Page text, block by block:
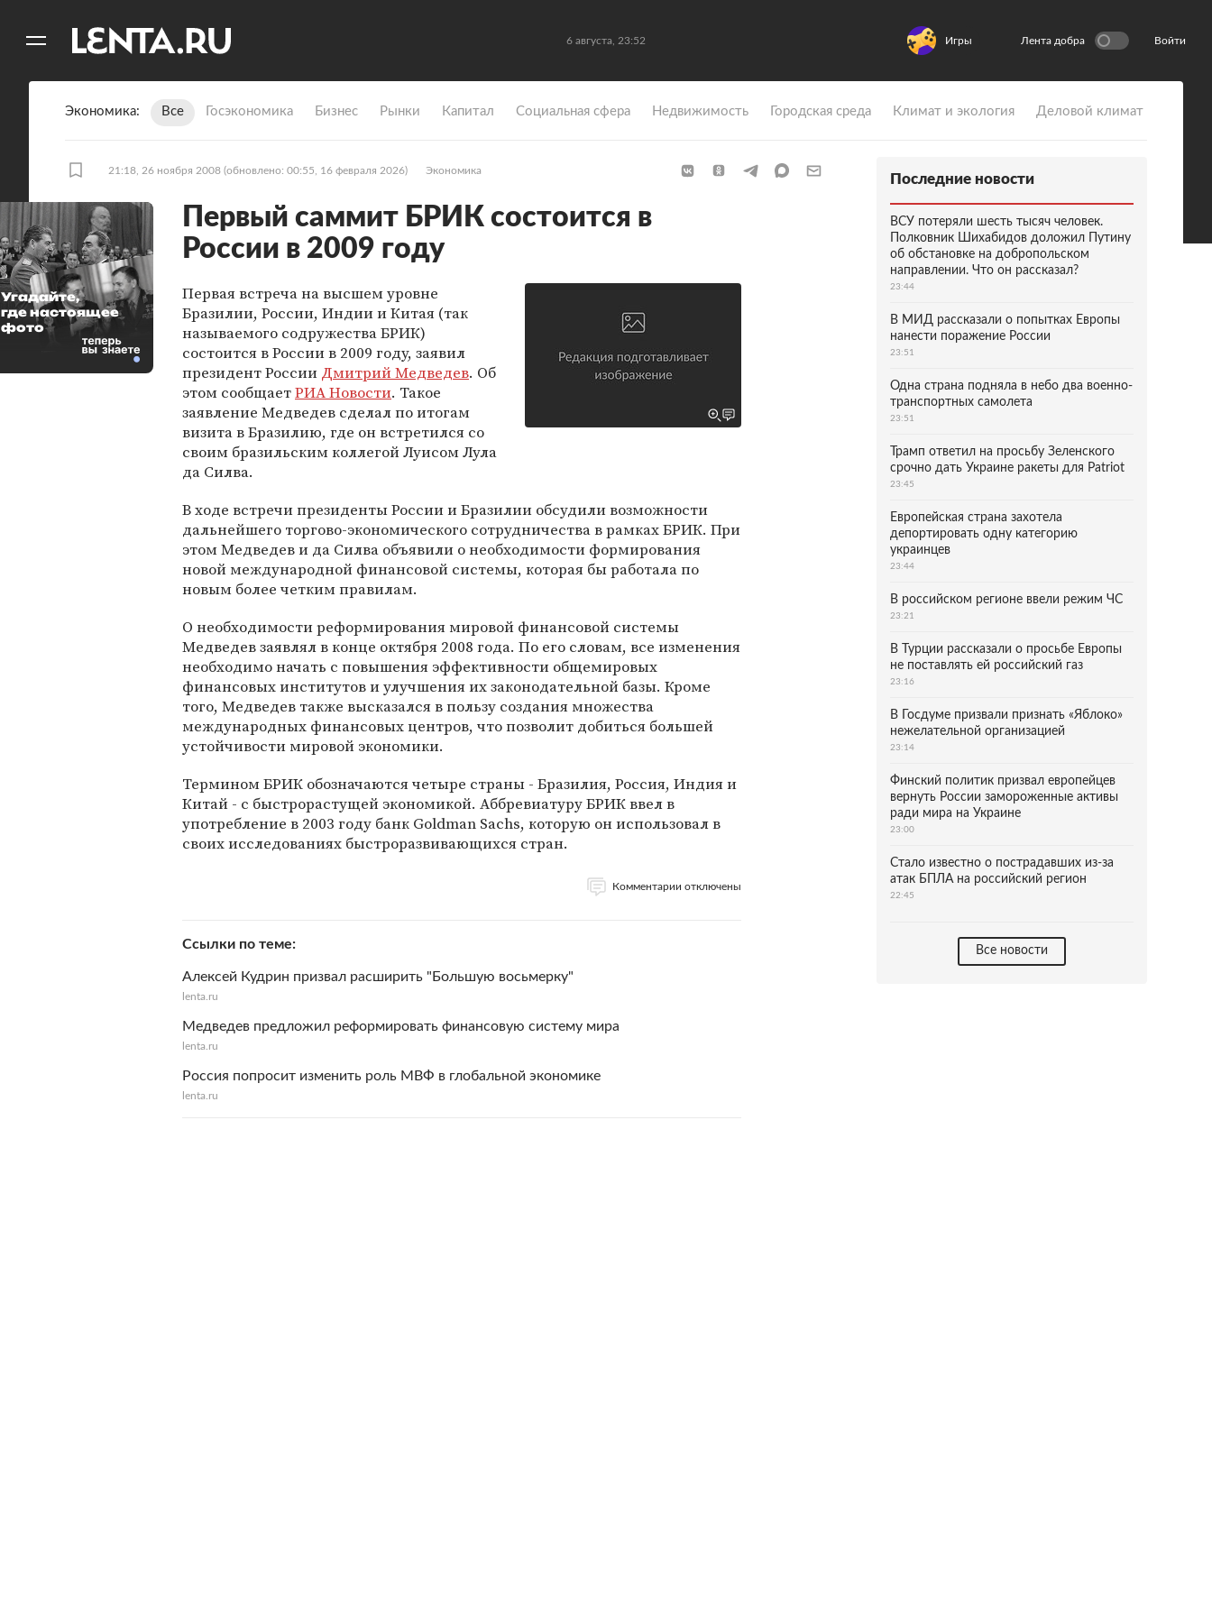
6 августа, 23:52 Игры Лента добра Войти
Экономика Все Госэкономика Бизнес Рынки Капитал Социальная сфера Недвижимость Городская среда Климат и экология Деловой климат
21:18, 26 ноября 2008 (обновлено: 00:55, 16 февраля 2026) Экономика
Первый саммит БРИК состоится в
России в 2009 году
Первая встреча на высшем уровне
Бразилии, России, Индии и Китая (так
называемого содружества БРИК)
состоится в России в 2009 году, заявил
президент России Дмитрий Медведев. Об
этом сообщаетРИА Новости. Такое
заявление Медведев сделал по итогам
визита в Бразилию, где он встретился со
своим бразильским коллегой Луисом Лула
да Силва.
В ходе встречи президенты России и Бразилии обсудили возможности
дальнейшего торгово-экономического сотрудничества в рамках БРИК. При
этом Медведев и да Силва объявили о необходимости формирования
новой международной финансовой системы, которая бы работала по
новым более четким правилам.
О необходимости реформирования мировой финансовой системы
Медведев заявлял в конце октября 2008 года. По его словам, все изменения
необходимо начать с повышения эффективности общемировых
финансовых институтов и улучшения их законодательной базы. Кроме
того, Медведев также высказался в пользу создания множества
международных финансовых центров, что позволит добиться большей
устойчивости мировой экономики.
Термином БРИК обозначаются четыре страны - Бразилия, Россия, Индия и
Китай - с быстрорастущей экономикой. Аббревиатуру БРИК ввел в
употребление в 2003 году банк Goldman Sachs, которую он использовал в
своих исследованиях быстроразвивающихся стран.
Комментарии отключены
Ссылки по теме
Алексей Кудрин призвал расширить "Большую восьмерку"
lenta.ru
Медведев предложил реформировать финансовую систему мира
lenta.ru
Россия попросит изменить роль МВФ в глобальной экономике
lenta.ru
Угадайте,
где настоящее
фото
Последние новости
ВСУ потеряли шесть тысяч человек.
Полковник Шихабидов доложил Путину
об обстановке на добропольском
направлении. Что он рассказал?
23:44
В МИД рассказали о попытках Европы
нанести поражение России
23:51
Одна страна подняла в небо два военно-
транспортных самолета
23:51
Трамп ответил на просьбу Зеленского
срочно дать Украине ракеты для Patriot
23:45
Европейская страна захотела
депортировать одну категорию
украинцев
23:44
В российском регионе ввели режим ЧС
23:21
В Турции рассказали о просьбе Европы
не поставлять ей российский газ
23:16
В Госдуме призвали признать «Яблоко»
нежелательной организацией
23:14
Финский политик призвал европейцев
вернуть России замороженные активы
ради мира на Украине
23:00
Стало известно о пострадавших из-за
атак БПЛА на российский регион
22:45
Все новости